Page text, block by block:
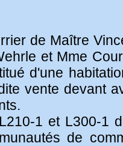
de Maître
et Mme
d'une
vente devant
1 et L300-1
de